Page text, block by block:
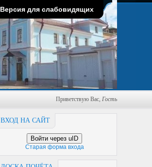
Версия для слабовидящих
Приветствую Вас, Гость
ВХОД НА САЙТ
Войти через uID
Старая форма входа